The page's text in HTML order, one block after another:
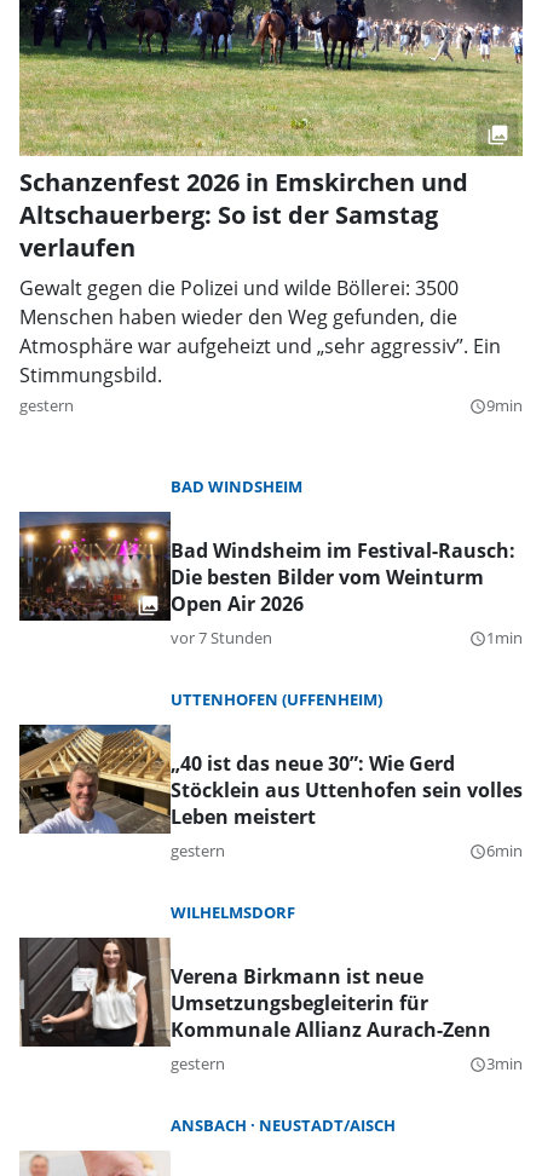
Schanzenfest 2026 in Emskirchen und
Altschauerberg: So ist der Samstag
verlaufen
Gewalt gegen die Polizei und wilde Böllerei: 3500
Menschen haben wieder den Weg gefunden, die
Atmosphäre war aufgeheizt und „sehr aggressiv”. Ein
Stimmungsbild.
gestern query_builder9min
BAD WINDSHEIM
Bad Windsheim im Festival-Rausch:
Die besten Bilder vom Weinturm
Open Air 2026
vor 7 Stunden query_builder1min
UTTENHOFEN (UFFENHEIM)
„40 ist das neue 30”: Wie Gerd
Stöcklein aus Uttenhofen sein volles
Leben meistert
gestern query_builder6min
WILHELMSDORF
Verena Birkmann ist neue
Umsetzungsbegleiterin für
Kommunale Allianz Aurach-Zenn
gestern query_builder3min
ANSBACH NEUSTADT/AISCH